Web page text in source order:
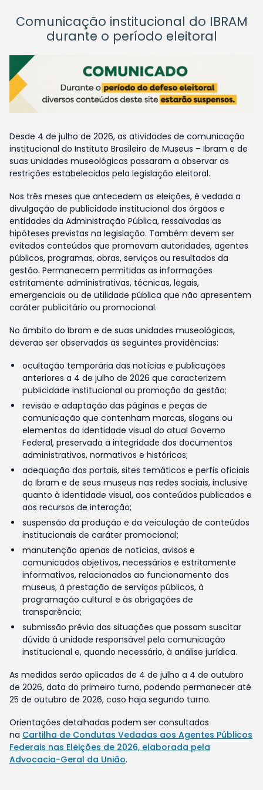
Comunicação institucional do IBRAM
durante o período eleitoral
Desde 4 de julho de 2026, as atividades de comunicação
institucional do Instituto Brasileiro de Museus – Ibram e de
suas unidades museológicas passaram a observar as
restrições estabelecidas pela legislação eleitoral.
Nos três meses que antecedem as eleições, é vedada a
divulgação de publicidade institucional dos órgãos e
entidades da Administração Pública, ressalvadas as
hipóteses previstas na legislação. Também devem ser
evitados conteúdos que promovam autoridades, agentes
públicos, programas, obras, serviços ou resultados da
gestão. Permanecem permitidas as informações
estritamente administrativas, técnicas, legais,
emergenciais ou de utilidade pública que não apresentem
caráter publicitário ou promocional.
No âmbito do Ibram e de suas unidades museológicas,
deverão ser observadas as seguintes providências:
ocultação temporária das notícias e publicações
anteriores a 4 de julho de 2026 que caracterizem
publicidade institucional ou promoção da gestão;
revisão e adaptação das páginas e peças de
comunicação que contenham marcas, slogans ou
elementos da identidade visual do atual Governo
Federal, preservada a integridade dos documentos
administrativos, normativos e históricos;
adequação dos portais, sites temáticos e perfis oficiais
do Ibram e de seus museus nas redes sociais, inclusive
quanto à identidade visual, aos conteúdos publicados e
aos recursos de interação;
suspensão da produção e da veiculação de conteúdos
institucionais de caráter promocional;
manutenção apenas de notícias, avisos e
comunicados objetivos, necessários e estritamente
informativos, relacionados ao funcionamento dos
museus, à prestação de serviços públicos, à
programação cultural e às obrigações de
transparência;
submissão prévia das situações que possam suscitar
dúvida à unidade responsável pela comunicação
institucional e, quando necessário, à análise jurídica.
As medidas serão aplicadas de 4 de julho a 4 de outubro
de 2026, data do primeiro turno, podendo permanecer até
25 de outubro de 2026, caso haja segundo turno.
Orientações detalhadas podem ser consultadas
na Cartilha de Condutas Vedadas aos Agentes Públicos
Federais nas Eleições de 2026, elaborada pela
Advocacia-Geral da União.